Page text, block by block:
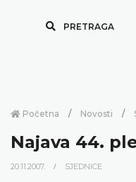
PRETRAGA
Početna Novosti
Najava 44.
20.11.2007. SJEDNICE